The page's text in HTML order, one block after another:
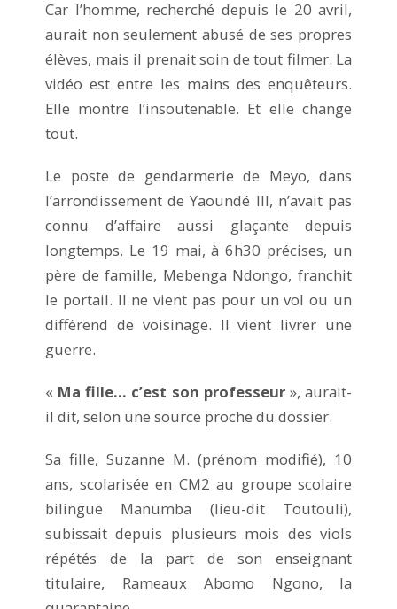
Car l’homme, recherché depuis le 20 avril,
aurait non seulement abusé de ses propres
élèves, mais il prenait soin de tout filmer. La
vidéo est entre les mains des enquêteurs.
Elle montre l’insoutenable. Et elle change
tout.
Le poste de gendarmerie de Meyo, dans
l’arrondissement de Yaoundé III, n’avait pas
connu d’affaire aussi glaçante depuis
longtemps. Le 19 mai, à 6h30 précises, un
père de famille, Mebenga Ndongo, franchit
le portail. Il ne vient pas pour un vol ou un
différend de voisinage. Il vient livrer une
guerre.
« Ma fille… c’est son professeur», aurait-
il dit, selon une source proche du dossier.
Sa fille, Suzanne M. (prénom modifié), 10
ans, scolarisée en CM2 au groupe scolaire
bilingue Manumba (lieu-dit Toutouli),
subissait depuis plusieurs mois des viols
répétés de la part de son enseignant
titulaire, Rameaux Abomo Ngono, la